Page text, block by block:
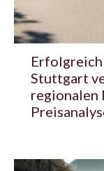
Stuttgart
regionalen